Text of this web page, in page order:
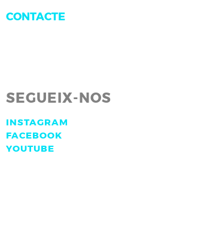
CONTACTE
SEGUEIX-NOS
INSTAGRAM
FACEBOOK
YOUTUBE